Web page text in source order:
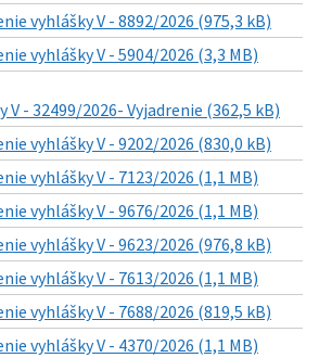
vyhlášky V - 8892/2026 (975,3 kB)
vyhlášky V - 5904/2026 (3,3 MB)
V - 32499/2026- Vyjadrenie (362,5 kB)
vyhlášky V - 9202/2026 (830,0 kB)
vyhlášky V - 7123/2026 (1,1 MB)
vyhlášky V - 9676/2026 (1,1 MB)
vyhlášky V - 9623/2026 (976,8 kB)
vyhlášky V - 7613/2026 (1,1 MB)
vyhlášky V - 7688/2026 (819,5 kB)
vyhlášky V - 4370/2026 (1,1 MB)